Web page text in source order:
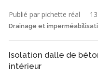
Publié par pichette réal
Drainage et
Isolation dalle de
intérieur